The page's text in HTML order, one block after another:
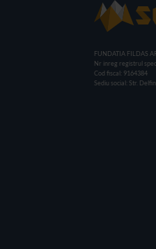
FUNDATIA FILDAS
Nr inreg registrul
Cod fiscal: 9164384
Sediu social: Str.